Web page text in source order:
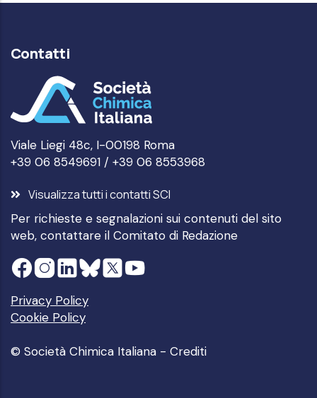
Contatti
Viale Liegi 48c, I-00198 Roma
+39 06 8549691 / +39 06 8553968
Visualizza tutti i contatti SCI
Per richieste e segnalazioni sui contenuti del sito
web, contattare il Comitato di Redazione
Privacy Policy
Cookie Policy
© Società Chimica Italiana - Crediti